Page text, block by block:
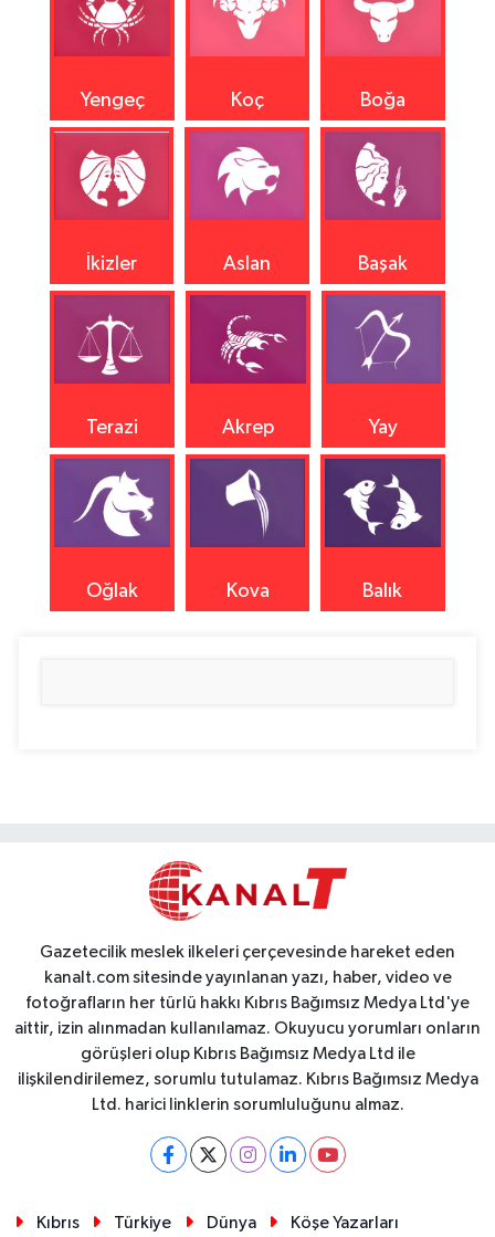
Yengeç Koç Boğa
İkizler Aslan Başak
Terazi Akrep Yay
Oğlak Kova Balık
Gazetecilik meslek ilkeleri çerçevesinde hareket eden
kanalt.com sitesinde yayınlanan yazı, haber, video ve
fotoğrafların her türlü hakkı Kıbrıs Bağımsız Medya Ltd'ye
aittir, izin alınmadan kullanılamaz. Okuyucu yorumları onların
görüşleri olup Kıbrıs Bağımsız Medya Ltd ile
ilişkilendirilemez, sorumlu tutulamaz. Kıbrıs Bağımsız Medya
Ltd. harici linklerin sorumluluğunu almaz.
Kıbrıs Türkiye Dünya Köşe Yazarları